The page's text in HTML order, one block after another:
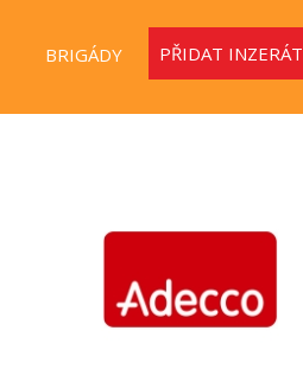
BRIGÁDY PŘIDAT INZERÁT